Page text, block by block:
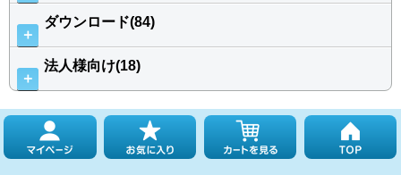
＋
ダウンロード(84)
＋
法人様向け(18)